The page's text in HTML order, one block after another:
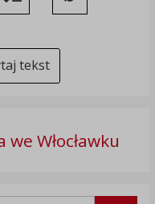
odstęp między literami
Zmień interlinię i margines
Przywróć
tekst
Włocławku